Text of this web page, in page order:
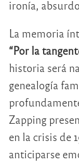
ironía,
La memoria
“Por la
historia será
genealogía
Zapping
en la crisis de
anticiparse